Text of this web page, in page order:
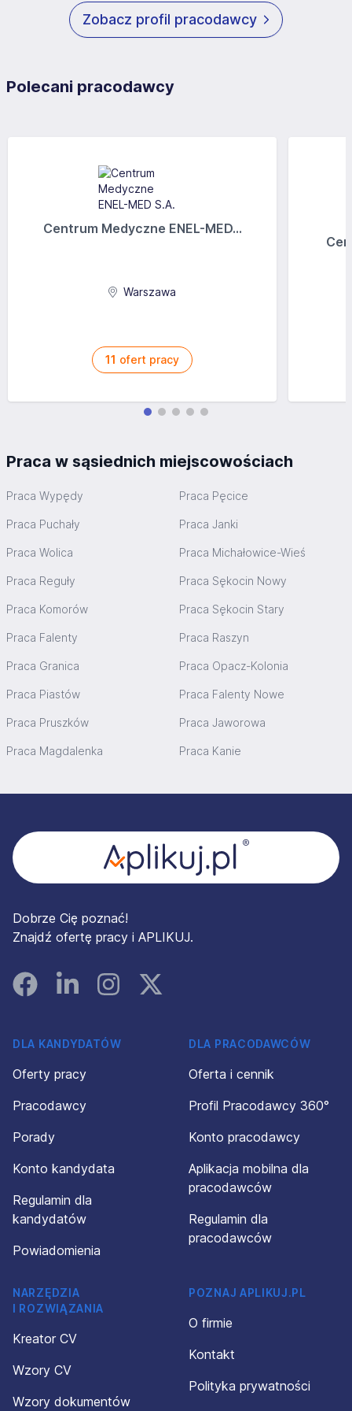
Zobacz profil pracodawcy
Polecani pracodawcy
Centrum Medyczne ENEL-MED...
Warszawa
11 ofert pracy
Praca w sąsiednich miejscowościach
Praca Wypędy Praca Pęcice
Praca Puchały Praca Janki
Praca Wolica Praca Michałowice-Wieś
Praca Reguły Praca Sękocin Nowy
Praca Komorów Praca Sękocin Stary
Praca Falenty Praca Raszyn
Praca Granica Praca Opacz-Kolonia
Praca Piastów Praca Falenty Nowe
Praca Pruszków Praca Jaworowa
Praca Magdalenka Praca Kanie
Dobrze Cię poznać!
Znajdź ofertę pracy i APLIKUJ.
FacebookLinked InInstagramInstagram
DLA KANDYDATÓW
Oferty pracy
Pracodawcy
Porady
Konto kandydata
Regulamin dla
kandydatów
Powiadomienia
DLA PRACODAWCÓW
Oferta i cennik
Profil Pracodawcy 360°
Konto pracodawcy
Aplikacja mobilna dla
pracodawców
Regulamin dla
pracodawców
NARZĘDZIA
I ROZWIĄZANIA
Kreator CV
Wzory CV
Wzory dokumentów
POZNAJ APLIKUJ.PL
O firmie
Kontakt
Polityka prywatności